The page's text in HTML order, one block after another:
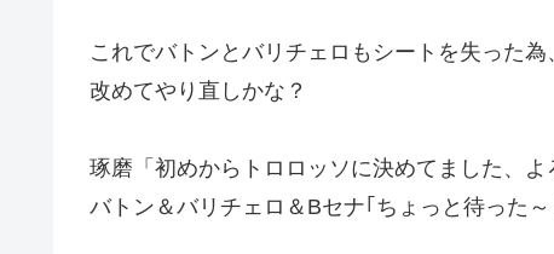
これでバトンとバリチェロもシートを失った為
改めてやり直しかな？
琢磨「初めからトロロッソに決めてました、よ
バトン＆バリチェロ＆Bセナ｢ちょっと待った～